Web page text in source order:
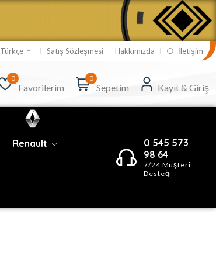
Türkçe Satış Sözleşmesi Hakkımızda İletişim
0
Favorilerim
0
Sepetim Kayıt & Giriş
Renault
0 545 573
98 64
7/24 Müşteri
Desteği